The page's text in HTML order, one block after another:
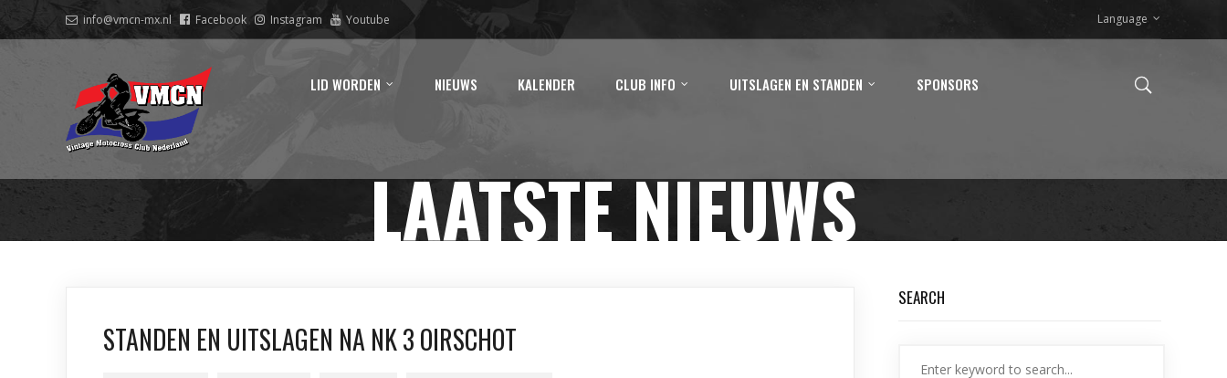
info@vmcn-mx.nl Facebook Instagram Youtube Language
LID WORDEN NIEUWS KALENDER CLUB INFO UITSLAGEN EN STANDEN SPONSORS
LAATSTE NIEUWS
STANDEN EN UITSLAGEN NA NK 3 OIRSCHOT
SEARCH